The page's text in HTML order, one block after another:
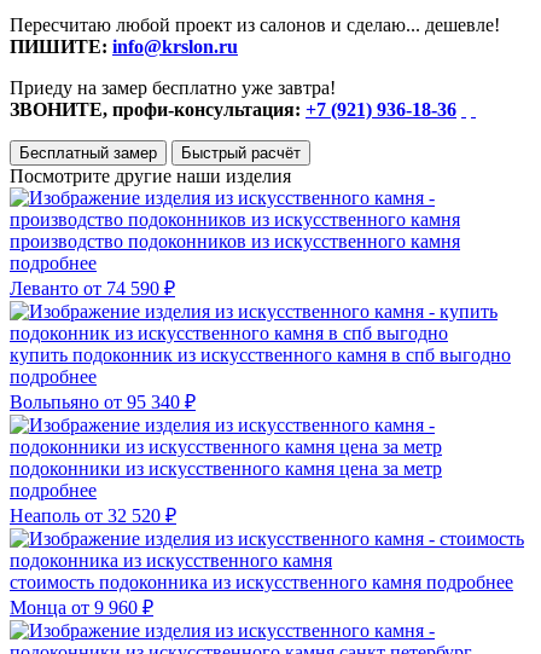
Пересчитаю любой проект из салонов и сделаю... дешевле!
ПИШИТЕ: info@krslon.ru
Приеду на замер бесплатно уже завтра!
ЗВОНИТЕ, профи-консультация: +7 (921) 936-18-36
Бесплатный замер Быстрый расчёт
Посмотрите другие наши изделия
производство подоконников из искусственного камня
подробнее
Леванто от 74 590 ₽
купить подоконник из искусственного камня в спб выгодно
подробнее
Вольпьяно от 95 340 ₽
подоконники из искусственного камня цена за метр
подробнее
Неаполь от 32 520 ₽
стоимость подоконника из искусственного камня подробнее
Монца от 9 960 ₽